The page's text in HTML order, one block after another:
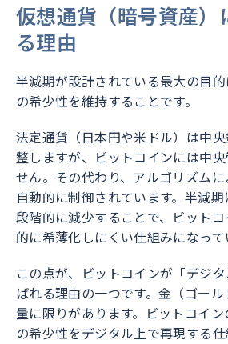
仮想通貨（暗号資産）
る理由
半減期が設計されている最大の目
の希少性を維持することです。
法定通貨（日本円や米ドル）は中
整しますが、ビットコインには中
せん。その代わり、アルゴリズム
自動的に制御されています。半減
段階的に減少することで、ビット
的に希薄化しにくい仕組みになって
この点が、ビットコインが「デジ
ばれる理由の一つです。金（ゴー
量に限りがあります。ビットコイ
の希少性をデジタル上で再現する仕